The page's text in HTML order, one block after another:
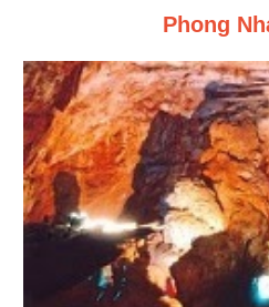
Phong